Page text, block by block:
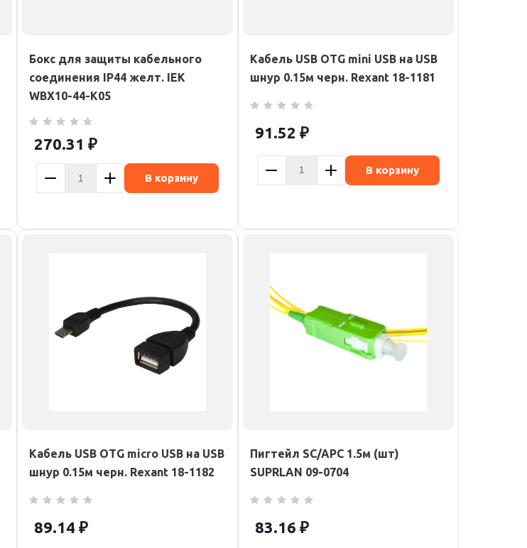
Бокс для защиты кабельного
соединения IP44 желт. IEK
WBX10-44-K05
270.31 ₽
В корзину
Кабель USB OTG mini USB на USB
шнур 0.15м черн. Rexant 18-1181
91.52 ₽
В корзину
Кабель USB OTG micro USB на USB
шнур 0.15м черн. Rexant 18-1182
89.14 ₽
Пигтейл SC/APC 1.5м (шт)
SUPRLAN 09-0704
83.16 ₽